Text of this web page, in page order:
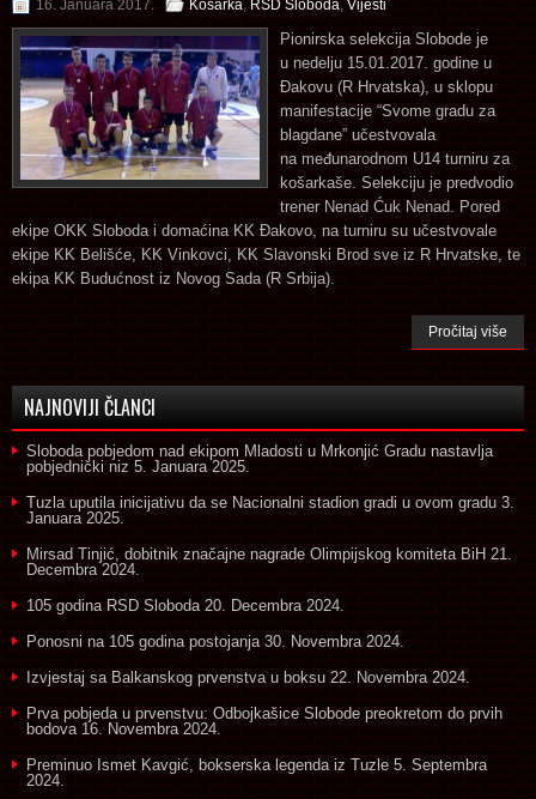
16. Januara 2017. Košarka RSD Sloboda Vijesti
Pionirska selekcija Slobode je
u nedelju 15.01.2017. godine u
Đakovu (R Hrvatska), u sklopu
manifestacije “Svome gradu za
blagdane” učestvovala
na međunarodnom U14 turniru za
košarkaše. Selekciju je predvodio
trener Nenad Ćuk Nenad. Pored
ekipe OKK Sloboda i domaćina KK Đakovo, na turniru su učestvovale
ekipe KK Belišće, KK Vinkovci, KK Slavonski Brod sve iz R Hrvatske, te
ekipa KK Budućnost iz Novog Sada (R Srbija).
Pročitaj više
NAJNOVIJI ČLANCI
Sloboda pobjedom nad ekipom Mladosti u Mrkonjić Gradu nastavlja
pobjednički niz 5. Januara 2025.
Tuzla uputila inicijativu da se Nacionalni stadion gradi u ovom gradu 3.
Januara 2025.
Mirsad Tinjić, dobitnik značajne nagrade Olimpijskog komiteta BiH 21.
Decembra 2024.
105 godina RSD Sloboda 20. Decembra 2024.
Ponosni na 105 godina postojanja 30. Novembra 2024.
Izvjestaj sa Balkanskog prvenstva u boksu 22. Novembra 2024.
Prva pobjeda u prvenstvu: Odbojkašice Slobode preokretom do prvih
bodova 16. Novembra 2024.
Preminuo Ismet Kavgić, bokserska legenda iz Tuzle 5. Septembra
2024.